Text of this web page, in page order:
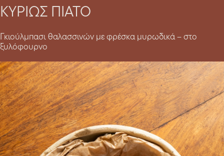
ΚΥΡΙΩΣ ΠΙΑΤΟ
Γκιούλμπασι θαλασσινών με φρέσκα μυρωδικά – στο
ξυλόφουρνο